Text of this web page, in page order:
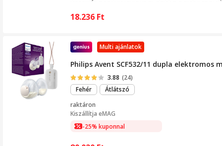
18.236 Ft
Multi ajánlatok
Philips Avent SCF532/11 dupla elektromos
3.88 (24)
Fehér
Átlátszó
raktáron
Kiszállítja eMAG
-25% kuponnal